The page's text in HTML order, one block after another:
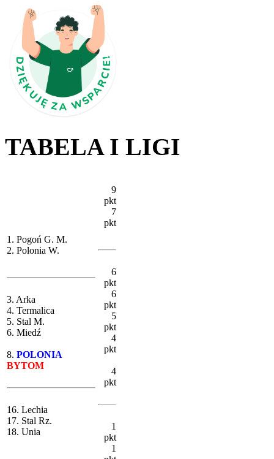
TABELA I LIGI
1. Pogoń G. M.
2. Polonia W.
3. Arka
4. Termalica
5. Stal M.
6. Miedź
8. POLONIA
BYTOM
16. Lechia
17. Stal Rz.
18. Unia
9
pkt
7
pkt
6
pkt
6
pkt
5
pkt
4
pkt
4
pkt
1
pkt
1